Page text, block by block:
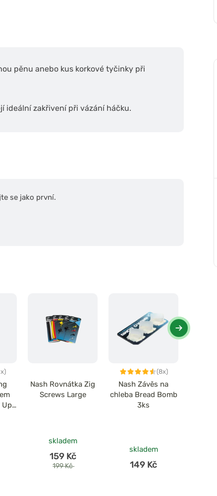
pěnu anebo kus korkové tyčinky při
ideální zakřivení při vázání háčku.
se jako první.
Up
Nash Rovnátka Zig
Screws Large
skladem
159 Kč
199 Kč
(8x)
Nash Závěs na
chleba Bread Bomb
3ks
skladem
149 Kč